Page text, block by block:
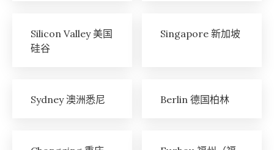
Silicon Valley 美国
硅谷
Singapore 新加坡
Sydney 澳洲悉尼 Berlin 德国柏林